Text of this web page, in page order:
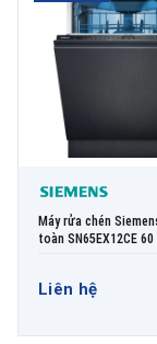
Máy rửa chén
toàn SN65EX12CE
Liên hệ